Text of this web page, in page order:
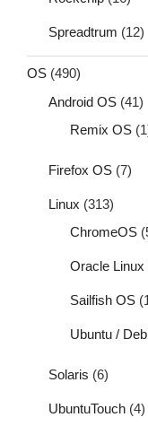
Spreadtrum (12)
OS (490)
Android OS (41)
Remix OS
Firefox OS (7)
Linux (313)
ChromeOS
Oracle
Sailfish OS
Ubuntu /
Solaris (6)
UbuntuTouch (4)